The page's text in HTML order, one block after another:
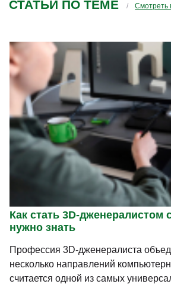
СТАТЬИ ПО ТЕМЕ Смотреть
Как стать 3D-дженералистом
нужно знать
Профессия 3D-дженералиста
несколько направлений
считается одной из самых